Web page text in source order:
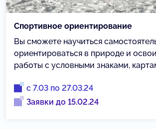
Спортивное ориентирование
Вы сможете научиться
ориентироваться в природе и
работы с условными знаками,
с 7.03 по 27.03.24
Заявки до 15.02.24